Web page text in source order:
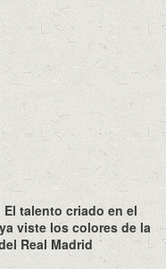
El talento criado en el
viste los colores de la
Real Madrid